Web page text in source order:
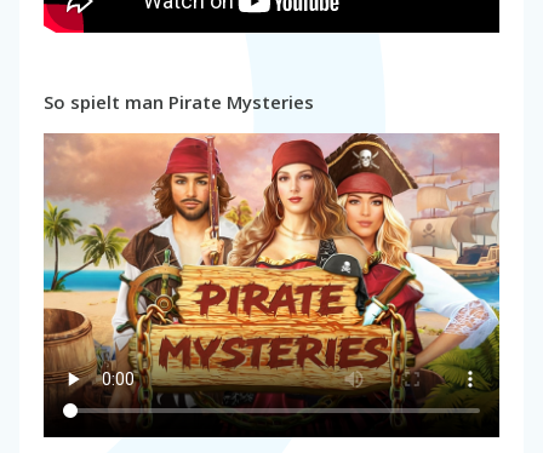
So spielt man Pirate Mysteries